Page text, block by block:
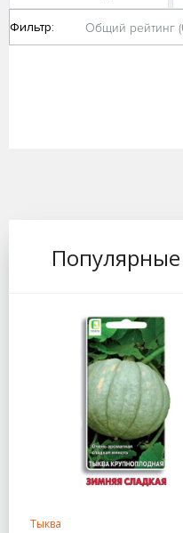
Фильтр: Общий рейтинг
Тыква